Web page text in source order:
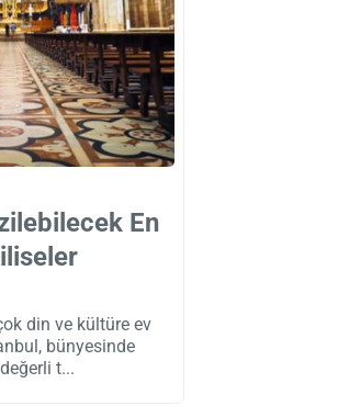
En
din ve kültüre ev
bünyesinde
t